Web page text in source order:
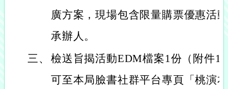
廣方案，現場包含限量購票優惠活
承辦人。
三、 檢送旨揭活動EDM檔案1份（附件1
可至本局臉書社群平台專頁「桃演